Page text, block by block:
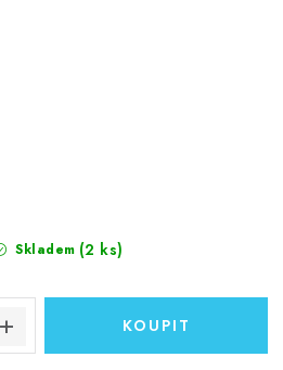
Skladem (2 ks)